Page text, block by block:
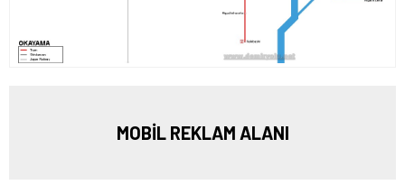
MOBİL REKLAM ALANI